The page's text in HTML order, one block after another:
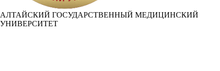
АЛТАЙСКИЙ ГОСУДАРСТВЕННЫЙ МЕДИЦИНСКИЙ
УНИВЕРСИТЕТ